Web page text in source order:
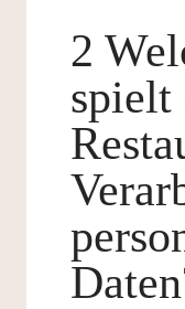
2
spielt